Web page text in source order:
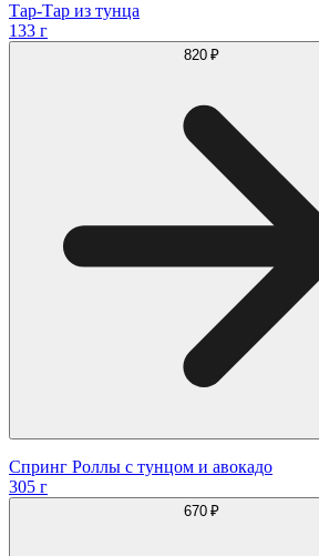
Тар-Тар из тунца
133 г
820 ₽
Спринг Роллы с тунцом и авокадо
305 г
670 ₽